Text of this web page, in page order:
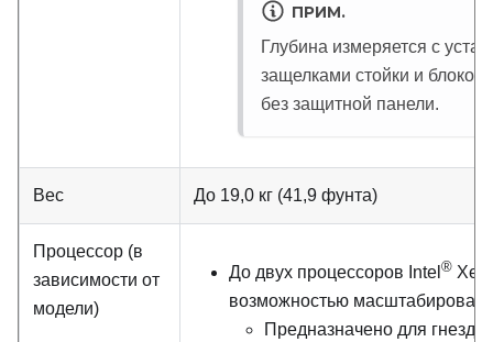
ПРИМ.
Глубина измеряется с
защелками стойки и блоком
без защитной панели.
Вес До 19,0 кг (41,9 фунта)
Процессор (в
зависимости от
модели)
До двух процессоров Intel ®
возможностью
Предназначено для гнезда